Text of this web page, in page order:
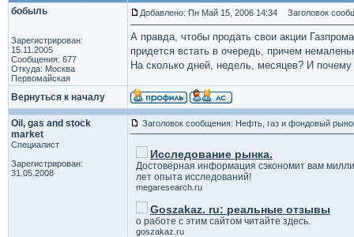
бобыль
Зарегистрирован:
15.11.2005
Сообщения: 677
Откуда: Москва
Первомайская
Добавлено: Пн Май 15, 2006 14:34 Заголовок
А правда, чтобы продать свои акции
придется встать в очередь, причем
На сколько дней, недель, месяцев? И почему
Вернуться к началу
Oil, gas and stock
market
Специалист
Зарегистрирован:
31.05.2008
Заголовок сообщения: Нефть, газ и фондовый
Исследование рынка.
Достоверная информация сэкономит вам
лет опыта исследований!
megaresearch.ru
Goszakaz. ru: реальные отзывы
о работе с этим сайтом читайте здесь.
goszakaz.ru